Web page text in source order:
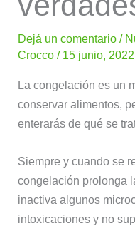
Dejá un comentario /
Crocco/ 15 junio,
La congelación es un
conservar alimentos,
enterarás de qué se
Siempre y cuando se
congelación prolonga
inactiva algunos
intoxicaciones y no